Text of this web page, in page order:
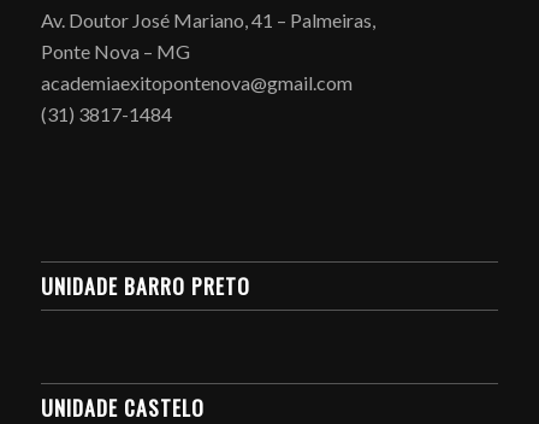
Av. Doutor José Mariano, 41 – Palmeiras,
Ponte Nova – MG
academiaexitopontenova@gmail.com
(31) 3817-1484
UNIDADE BARRO PRETO
UNIDADE CASTELO